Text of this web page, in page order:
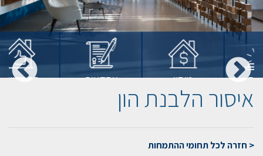
מיסוי
מקרקעין
עסקאות
מקרקעין
התחדשות
איסור הלבנת הון
< חזרה לכל תחומי ההתמחות